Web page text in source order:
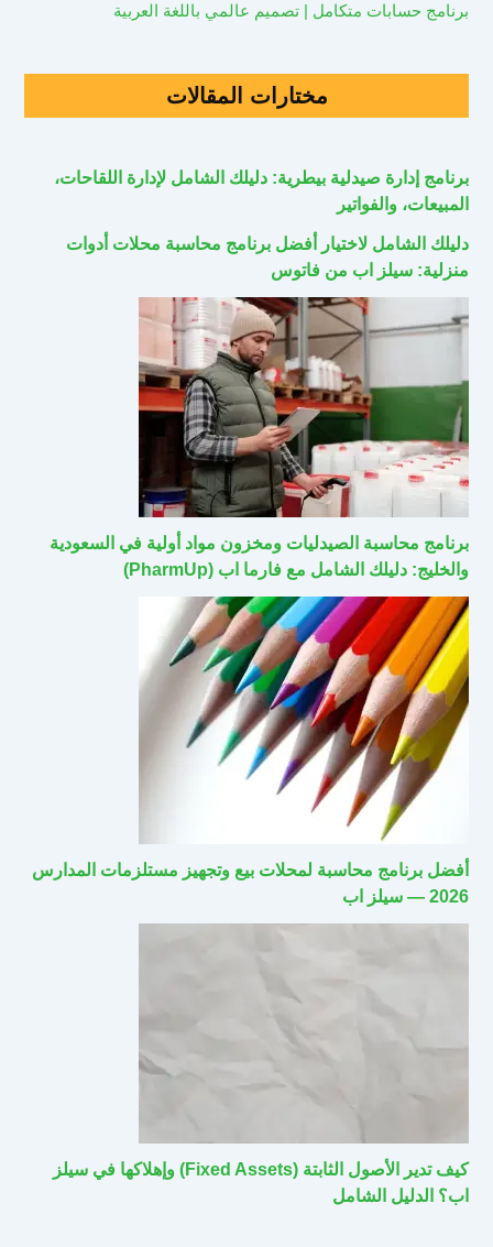
برنامج حسابات متكامل | تصميم عالمي باللغة العربية
مختارات المقالات
برنامج إدارة صيدلية بيطرية: دليلك الشامل لإدارة اللقاحات،
المبيعات، والفواتير
دليلك الشامل لاختيار أفضل برنامج محاسبة محلات أدوات
منزلية: سيلز اب من فاتوس
برنامج محاسبة الصيدليات ومخزون مواد أولية في السعودية
والخليج: دليلك الشامل مع فارما اب (PharmUp)
أفضل برنامج محاسبة لمحلات بيع وتجهيز مستلزمات المدارس
2026 — سيلز اب
كيف تدير الأصول الثابتة (Fixed Assets) وإهلاكها في سيلز
اب؟ الدليل الشامل